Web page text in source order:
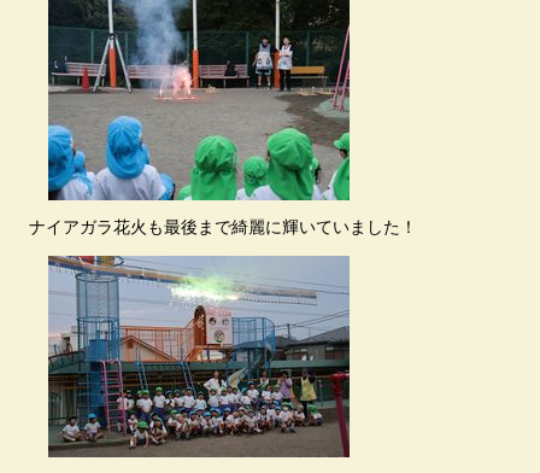
ナイアガラ花火も最後まで綺麗に輝いていました！